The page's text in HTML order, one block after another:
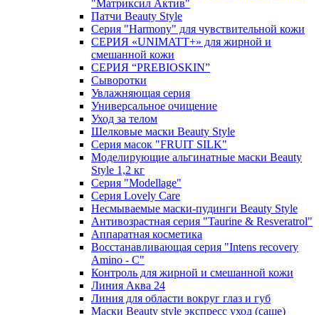
"Матриксил Актив"
Патчи Beauty Style
Серия "Harmony" для чувствительной кожи
СЕРИЯ «UNIMATT+» для жирной и
смешанной кожи
СЕРИЯ “PREBIOSKIN”
Сыворотки
Увлажняющая серия
Универсальное очищение
Уход за телом
Шелковые маски Beauty Style
Серия масок "FRUIT SILK"
Моделирующие альгинатные маски Beauty
Style 1,2 кг
Серия "Modellage"
Cерия Lovely Care
Несмываемые маски-пудинги Beauty Style
Антивозрастная серия "Taurine & Resveratrol"
Аппаратная косметика
Восстанавливающая серия "Intens recovery
Amino - C"
Контроль для жирной и смешанной кожи
Линия Аква 24
Линия для области вокруг глаз и губ
Маски Beauty style экспресс уход (саше)